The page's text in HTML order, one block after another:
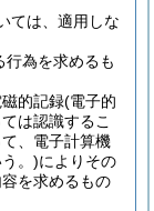
ては、適用しな
為を求めるも
的記録(電子的
は認識するこ
、電子計算機
。)によりその
を求めるもの